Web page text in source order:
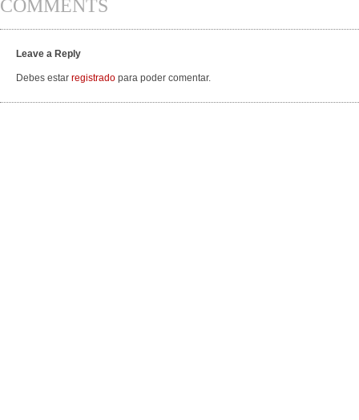
COMMENTS
Leave a Reply
Debes estar registrado para poder comentar.